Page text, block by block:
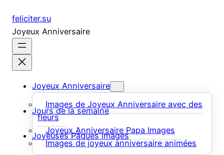
au
contenu
feliciter.su
Joyeux Anniversaire
Joyeux Anniversaire
Images de Joyeux Anniversaire avec des
fleurs
Joyeux Anniversaire Papa Images
Images de joyeux anniversaire animées
Jours de la semaine
Joyeuses Pâques images